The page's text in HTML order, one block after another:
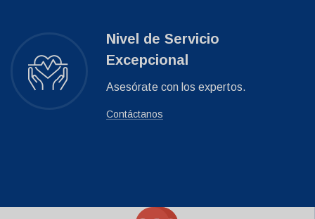
Nivel de Servicio
Excepcional
Asesórate con los expertos.
Contáctanos